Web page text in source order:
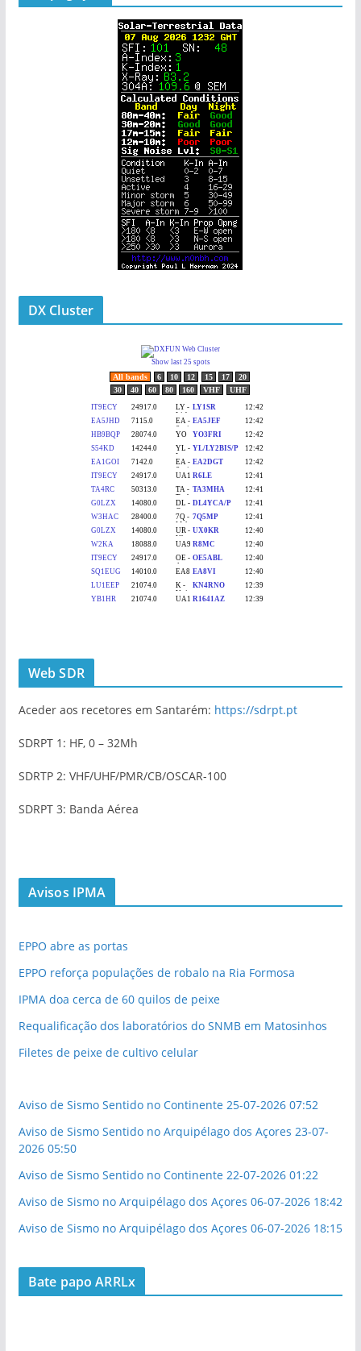
DX Cluster
Web SDR
Aceder aos recetores em Santarém: https://sdrpt.pt
SDRPT 1: HF, 0 – 32Mh
SDRTP 2: VHF/UHF/PMR/CB/OSCAR-100
SDRPT 3: Banda Aérea
Avisos IPMA
EPPO abre as portas
EPPO reforça populações de robalo na Ria Formosa
IPMA doa cerca de 60 quilos de peixe
Requalificação dos laboratórios do SNMB em Matosinhos
Filetes de peixe de cultivo celular
Aviso de Sismo Sentido no Continente 25-07-2026 07:52
Aviso de Sismo Sentido no Arquipélago dos Açores 23-07-
2026 05:50
Aviso de Sismo Sentido no Continente 22-07-2026 01:22
Aviso de Sismo no Arquipélago dos Açores 06-07-2026 18:42
Aviso de Sismo no Arquipélago dos Açores 06-07-2026 18:15
Bate papo ARRLx